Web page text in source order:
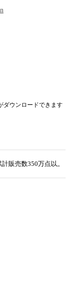
ダウンロードできます
計販売数350万点以上